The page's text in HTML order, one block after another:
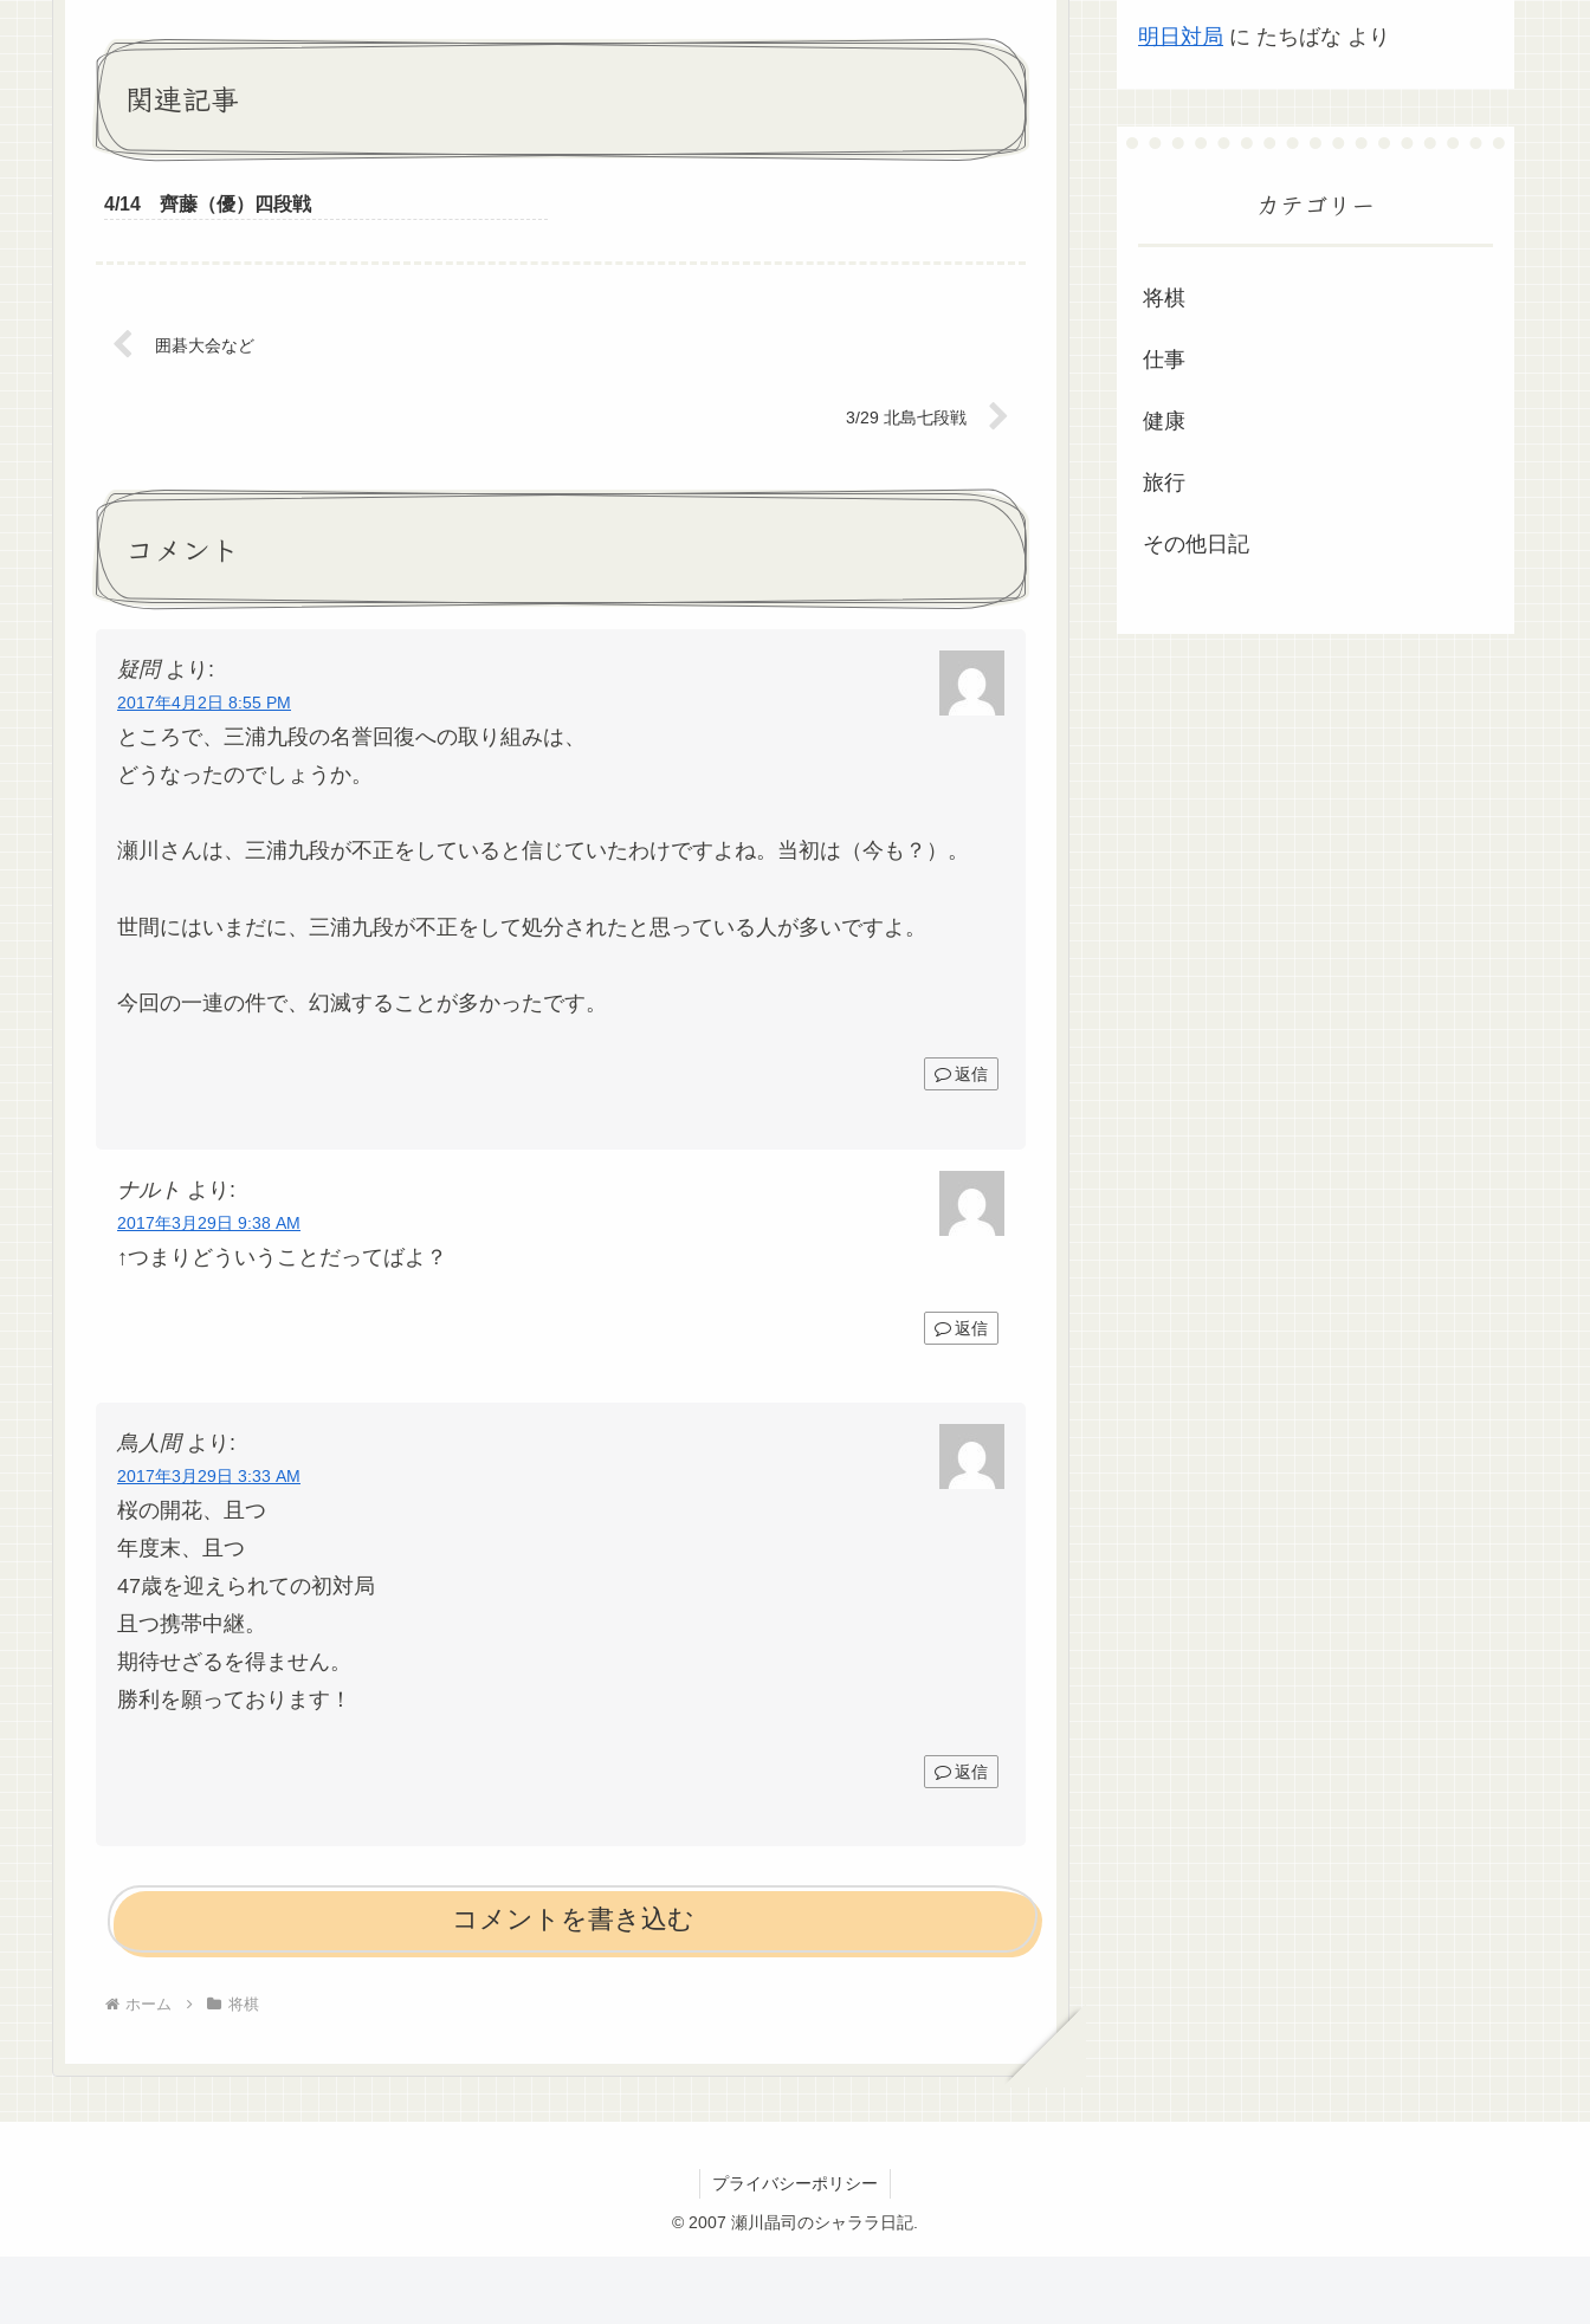
関連記事
4/14 齊藤（優）四段戦
囲碁大会など
3/29 北島七段戦
コメント
疑問 より:
2017年4月2日 8:55 PM
ところで、三浦九段の名誉回復への取り組みは、
どうなったのでしょうか。
瀬川さんは、三浦九段が不正をしていると信じていたわけですよね。当初は（今も？）。
世間にはいまだに、三浦九段が不正をして処分されたと思っている人が多いですよ。
今回の一連の件で、幻滅することが多かったです。
返信
ナルト より:
2017年3月29日 9:38 AM
↑つまりどういうことだってばよ？
返信
鳥人間 より:
2017年3月29日 3:33 AM
桜の開花、且つ
年度末、且つ
47歳を迎えられての初対局
且つ携帯中継。
期待せざるを得ません。
勝利を願っております！
返信
コメントを書き込む
ホーム 将棋
明日対局 に たちばな より
カテゴリー
将棋
仕事
健康
旅行
その他日記
プライバシーポリシー
© 2007 瀬川晶司のシャララ日記.